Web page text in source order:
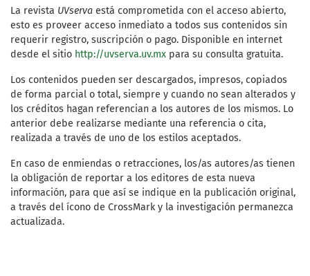
La revista UVserva está comprometida con el acceso abierto,
esto es proveer acceso inmediato a todos sus contenidos sin
requerir registro, suscripción o pago. Disponible en internet
desde el sitio http://uvserva.uv.mx para su consulta gratuita.
Los contenidos pueden ser descargados, impresos, copiados
de forma parcial o total, siempre y cuando no sean alterados y
los créditos hagan referencian a los autores de los mismos. Lo
anterior debe realizarse mediante una referencia o cita,
realizada a través de uno de los estilos aceptados.
En caso de enmiendas o retracciones, los/as autores/as tienen
la obligación de reportar a los editores de esta nueva
información, para que así se indique en la publicación original,
a través del ícono de CrossMark y la investigación permanezca
actualizada.